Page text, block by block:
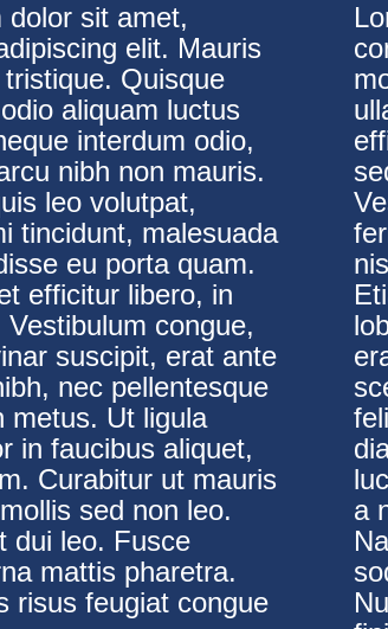
dolor sit amet,
elit. Mauris
Quisque
aliquam luctus
interdum odio,
nibh non mauris.
leo volutpat,
tincidunt, malesuada
eu porta quam.
efficitur libero, in
congue,
suscipit, erat ante
nec pellentesque
metus. Ut ligula
in faucibus aliquet,
Curabitur ut mauris
sed non leo.
dui leo. Fusce
mattis pharetra.
risus feugiat congue
a